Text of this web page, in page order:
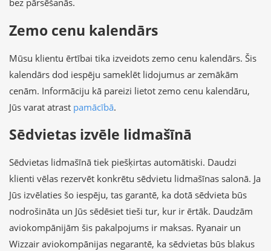
bez pārsēšanās.
Zemo cenu kalendārs
Mūsu klientu ērtībai tika izveidots zemo cenu kalendārs. Šis
kalendārs dod iespēju sameklēt lidojumus ar zemākām
cenām. Informāciju kā pareizi lietot zemo cenu kalendāru,
Jūs varat atrast pamācībā.
Sēdvietas izvēle lidmašīnā
Sēdvietas lidmašīnā tiek piešķirtas automātiski. Daudzi
klienti vēlas rezervēt konkrētu sēdvietu lidmašīnas salonā. Ja
Jūs izvēlaties šo iespēju, tas garantē, ka dotā sēdvieta būs
nodrošināta un Jūs sēdēsiet tieši tur, kur ir ērtāk. Daudzām
aviokompānijām šis pakalpojums ir maksas. Ryanair un
Wizzair aviokompānijas negarantē, ka sēdvietas būs blakus